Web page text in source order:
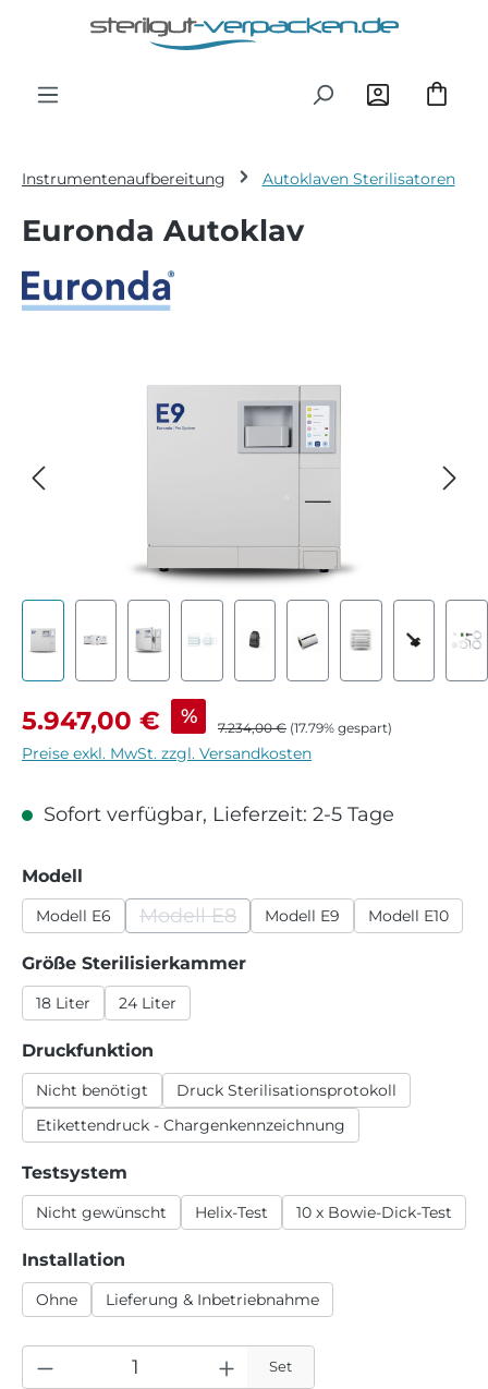
Zum Hauptinhalt springen
Instrumentenaufbereitung Autoklaven Sterilisatoren
Euronda Autoklav
Verkaufspreis:
5.947,00 € % Regulärer Preis:
7.234,00 € (17.79% gespart)
Preise exkl. MwSt. zzgl. Versandkosten
Sofort verfügbar, Lieferzeit: 2-5 Tage
Modell
Modell E6 Modell E8
(Diese Option ist zurzeit nicht
Modell E9 Modell E10
Größe Sterilisierkammerauswählen
18 Liter 24 Liter
Druckfunktion
Nicht benötigt
Druck Sterilisationsprotokoll
Etikettendruck - Chargenkennzeichnung
Testsystem
Nicht gewünscht Helix-Test 10 x Bowie-Dick-Test
Installation
Ohne Lieferung & Inbetriebnahme
Set